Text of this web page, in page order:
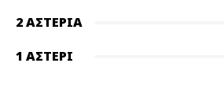
2 ΑΣΤΈΡΙΑ
1 ΑΣΤΈΡΙ